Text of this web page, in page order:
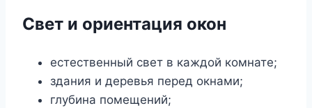
Свет и ориентация окон
естественный свет в каждой комнате;
здания и деревья перед окнами;
глубина помещений;